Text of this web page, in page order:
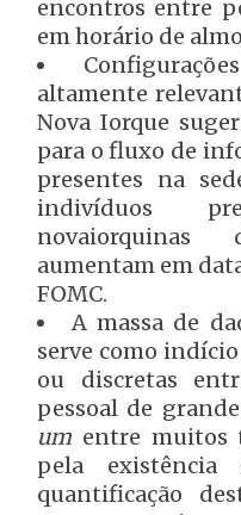
encontros entre
em horário de
altamente
Nova Iorque
para o fluxo de
presentes na
indivíduos
aumentam em
FOMC.
A massa de
serve como
ou discretas
pessoal de
um entre muitos
pela
quantificação